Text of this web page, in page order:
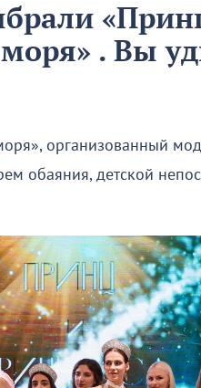
. Вы
организованный
обаяния, детской